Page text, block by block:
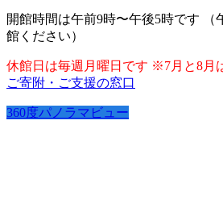
開館時間は午前9時〜午後5時です （
館ください）
休館日は毎週月曜日です ※7月と8月
ご寄附・ご支援の窓口
360度パノラマビュー